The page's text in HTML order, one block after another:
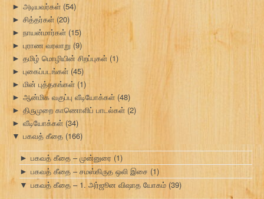
► அடியவர்கள் (54)
► சித்தர்கள்(20)
► நாயன்மார்கள் (15)
► புராண வரலாறு (9)
► தமிழ் மொழியின் சிறப்புகள் (1)
► புகைப்படங்கள் (45)
► மின் புத்தகங்கள் (1)
► ஆன்மிக வகுப்பு வீடியோக்கள் (48)
► திருமுறை காணொளிப் பாடல்கள் (2)
► வீடியோக்கள் (34)
▼ பகவத் கீதை (166)
► பகவத் கீதை – முன்னுரை (1)
► பகவத் கீதை – சமஸ்கிருத ஒலி இசை (1)
▼ பகவத் கீதை – 1. அர்ஜூன விஷாத யோகம் (39)